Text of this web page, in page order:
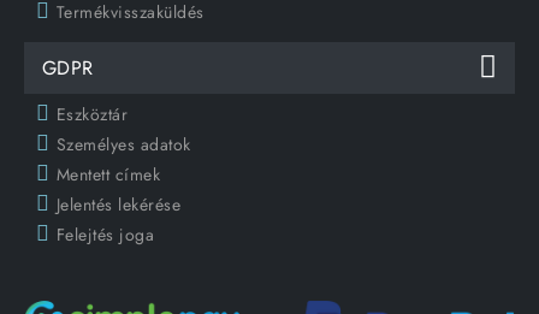
Termékvisszaküldés
GDPR
Eszköztár
Személyes adatok
Mentett címek
Jelentés lekérése
Felejtés joga